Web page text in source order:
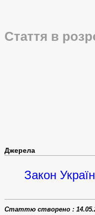
Стаття в
Джерела
Закон
Статтю створено :